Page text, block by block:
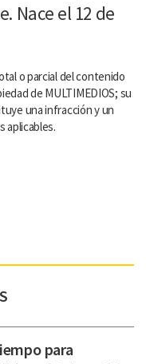
Nace el 12 de
o parcial del contenido
de MULTIMEDIOS; su
una infracción y un
aplicables.
para